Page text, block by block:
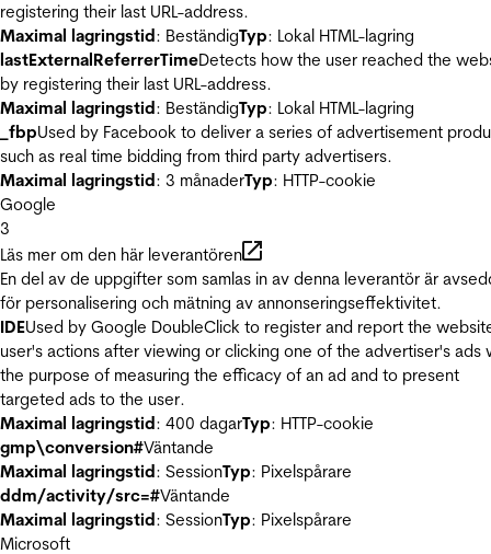
registering their last URL-address.
Maximal lagringstid: BeständigTyp: Lokal HTML-lagring
lastExternalReferrerTimeDetects how the user reached the
by registering their last URL-address.
Maximal lagringstid: BeständigTyp: Lokal HTML-lagring
_fbpUsed by Facebook to deliver a series of advertisement
such as real time bidding from third party advertisers.
Maximal lagringstid: 3 månaderTyp: HTTP-cookie
Google
3
Läs mer om den här leverantören
En del av de uppgifter som samlas in av denna leverantör är
för personalisering och mätning av annonseringseffektivitet.
IDEUsed by Google DoubleClick to register and report the
user's actions after viewing or clicking one of the advertiser's ads
the purpose of measuring the efficacy of an ad and to present
targeted ads to the user.
Maximal lagringstid: 400 dagarTyp: HTTP-cookie
gmp\conversion#Väntande
Maximal lagringstid: SessionTyp: Pixelspårare
ddm/activity/src=#Väntande
Maximal lagringstid: SessionTyp: Pixelspårare
Microsoft